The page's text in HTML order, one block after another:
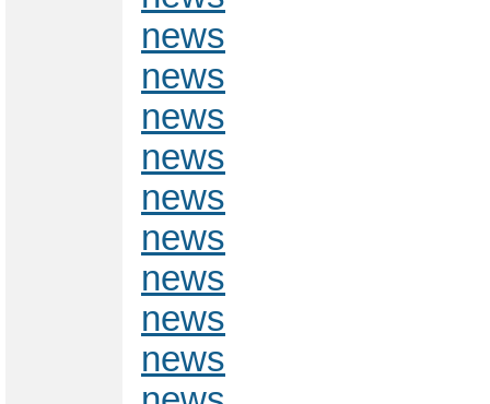
news
news
news
news
news
news
news
news
news